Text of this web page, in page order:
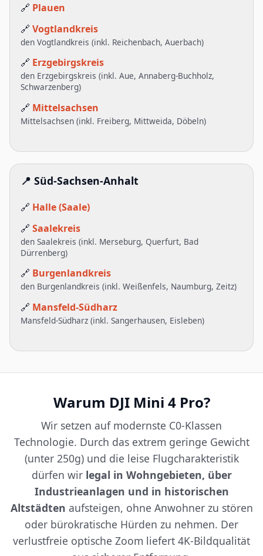
🔗 Plauen
🔗 Vogtlandkreis
den Vogtlandkreis (inkl. Reichenbach, Auerbach)
🔗 Erzgebirgskreis
den Erzgebirgskreis (inkl. Aue, Annaberg-Buchholz,
Schwarzenberg)
🔗 Mittelsachsen
Mittelsachsen (inkl. Freiberg, Mittweida, Döbeln)
📍 Süd-Sachsen-Anhalt
🔗 Halle (Saale)
🔗 Saalekreis
den Saalekreis (inkl. Merseburg, Querfurt, Bad
Dürrenberg)
🔗 Burgenlandkreis
den Burgenlandkreis (inkl. Weißenfels, Naumburg, Zeitz)
🔗 Mansfeld-Südharz
Mansfeld-Südharz (inkl. Sangerhausen, Eisleben)
Warum DJI Mini 4 Pro?
Wir setzen auf modernste C0-Klassen
Technologie. Durch das extrem geringe Gewicht
(unter 250g) und die leise Flugcharakteristik
dürfen wir legal in Wohngebieten, über
Industrieanlagen und in historischen
Altstädten aufsteigen, ohne Anwohner zu stören
oder bürokratische Hürden zu nehmen. Der
verlustfreie optische Zoom liefert 4K-Bildqualität